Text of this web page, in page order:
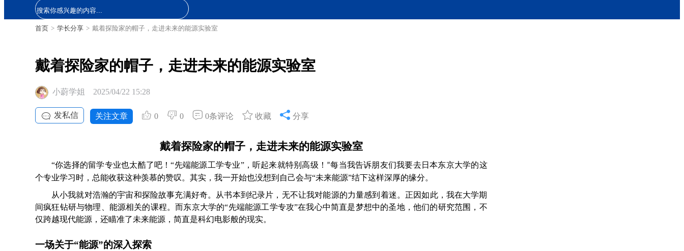
首页 > 学长分享 > 戴着探险家的帽子，走进未来的能源实验室
戴着探险家的帽子，走进未来的能源实验室
小蔚学姐 2025/04/22 15:28
发私信 关注文章 0 0 0条评论 收藏 分享
戴着探险家的帽子，走进未来的能源实验室
“你选择的留学专业也太酷了吧！“先端能源工学专业”，听起来就特别高级！ ”每当我告诉朋友们我要去日本东京大学的这
个专业学习时，总能收获这种羡慕的赞叹。其实，我一开始也没想到自己会与“未来能源”结下这样深厚的缘分。
从小我就对浩瀚的宇宙和探险故事充满好奇。从书本到纪录片，无不让我对能源的力量感到着迷。正因如此，我在大学期
间疯狂钻研与物理、能源相关的课程。而东京大学的“先端能源工学专攻”在我心中简直是梦想中的圣地，他们的研究范围，不
仅跨越现代能源，还瞄准了未来能源，简直是科幻电影般的现实。
一场关于“能源”的深入探索